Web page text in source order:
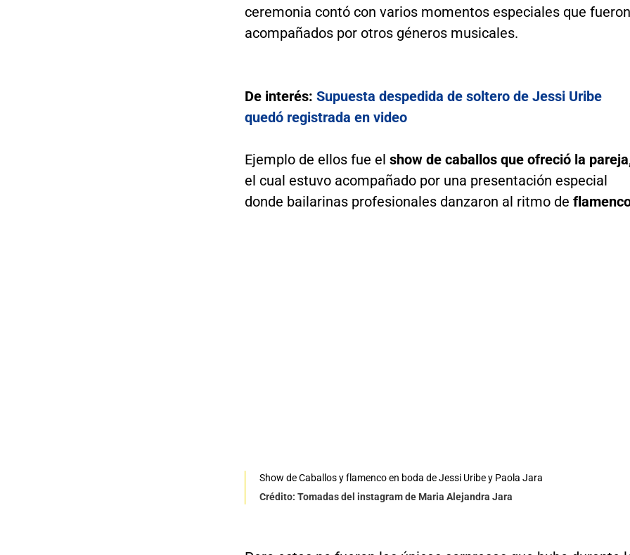
ceremonia contó con varios momentos especiales que fueron
acompañados por otros géneros musicales.
De interés: Supuesta despedida de soltero de Jessi Uribe
quedó registrada en video
Ejemplo de ellos fue el show de caballos que ofreció la
el cual estuvo acompañado por una presentación especial
donde bailarinas profesionales danzaron al ritmo de
Show de Caballos y flamenco en boda de Jessi Uribe y Paola Jara
Crédito: Tomadas del instagram de Maria Alejandra Jara